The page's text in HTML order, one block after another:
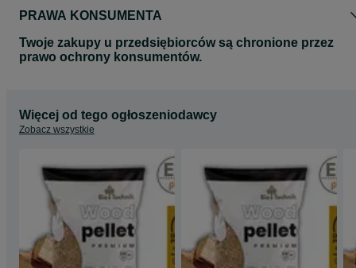
PRAWA KONSUMENTA
Twoje zakupy u przedsiębiorców są chronione przez
prawo ochrony konsumentów.
Więcej od tego ogłoszeniodawcy
Zobacz wszystkie